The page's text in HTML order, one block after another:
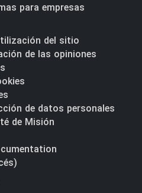
para empresas
del sitio
de las opiniones
de datos personales
de Misión